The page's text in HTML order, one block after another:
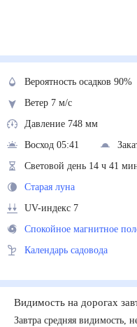
Вероятность осадков
Ветер 7 м/с
Давление 748 мм
Восход 05:41
Световой день 14 ч 41
Старая луна
UV-индекс 7
Спокойное магнитное
Календарь садовода
Видимость на дорогах
Завтра средняя